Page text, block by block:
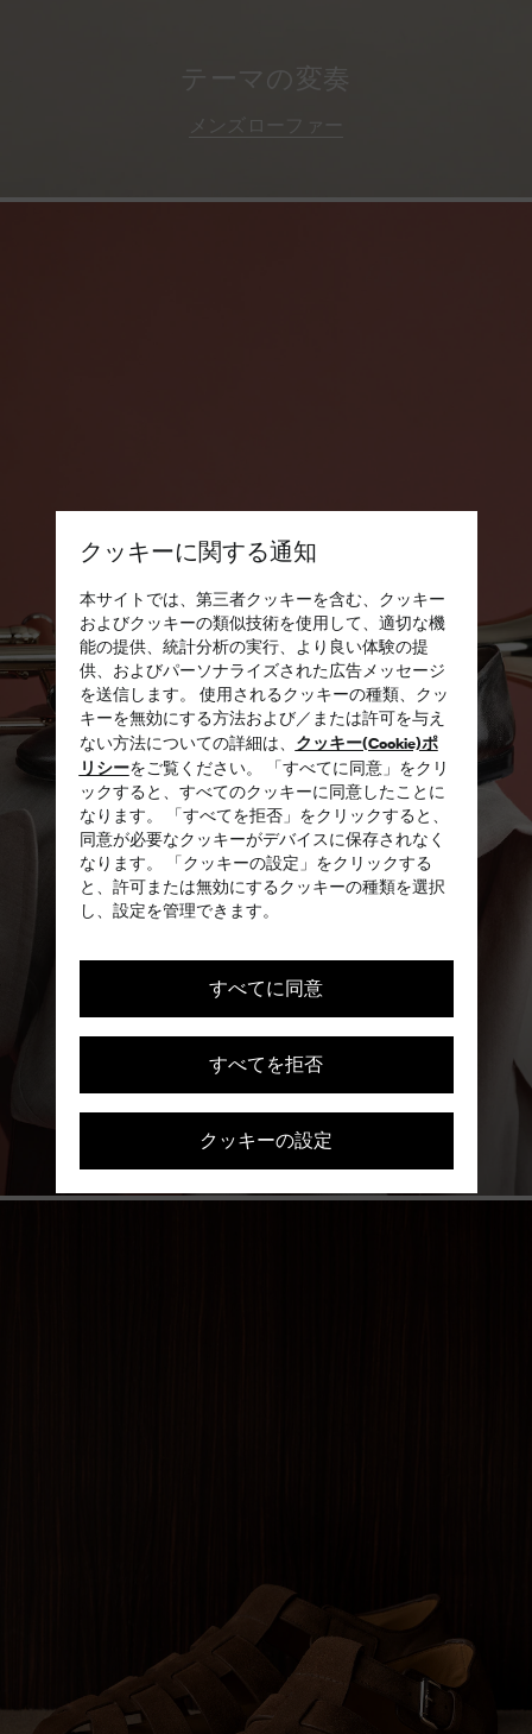
クッキーに関する通知
本サイトでは、第三者クッキーを含む、クッキー
およびクッキーの類似技術を使用して、適切な機
能の提供、統計分析の実行、より良い体験の提
供、およびパーソナライズされた広告メッセージ
を送信します。 使用されるクッキーの種類、クッ
キーを無効にする方法および／または許可を与え
ない方法についての詳細は、 クッキー(Cookie)ポ
リシーをご覧ください。 「すべてに同意」をクリ
ックすると、すべてのクッキーに同意したことに
なります。 「すべてを拒否」をクリックすると、
同意が必要なクッキーがデバイスに保存されなく
なります。 「クッキーの設定」をクリックする
と、許可または無効にするクッキーの種類を選択
し、設定を管理できます。
すべてに同意
すべてを拒否
クッキーの設定
テーマの変奏
メンズローファー
洗練されたさりげなさ